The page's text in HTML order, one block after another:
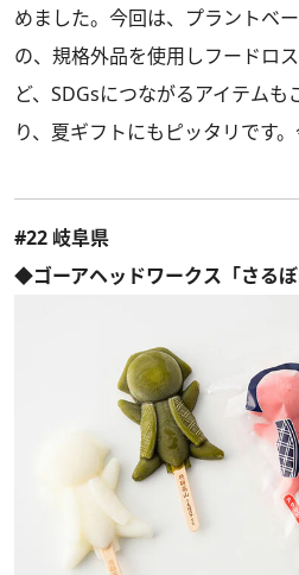
めました。今回は、プラントベ
の、規格外品を使用しフードロ
ど、SDGsにつながるアイテム
り、夏ギフトにもピッタリです。
#22 岐阜県
◆ゴーアヘッドワークス「さるぼ